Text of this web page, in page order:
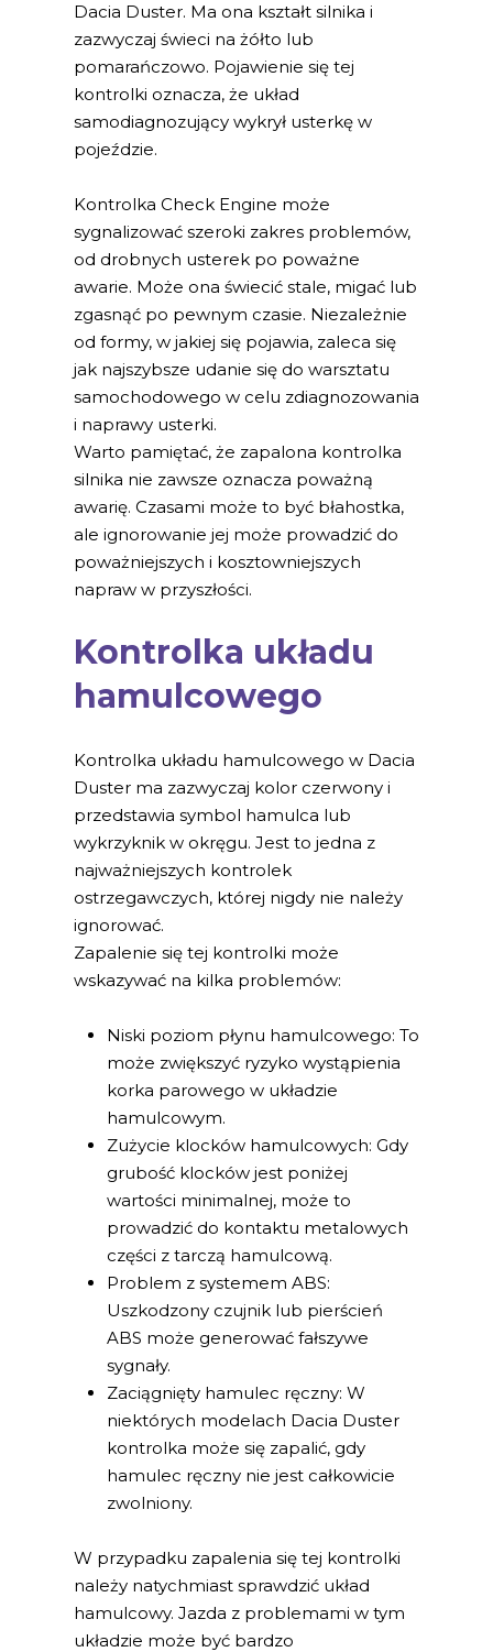
Dacia Duster. Ma ona kształt silnika i
zazwyczaj świeci na żółto lub
pomarańczowo. Pojawienie się tej
kontrolki oznacza, że układ
samodiagnozujący wykrył usterkę w
pojeździe.
Kontrolka Check Engine może
sygnalizować szeroki zakres problemów,
od drobnych usterek po poważne
awarie. Może ona świecić stale, migać lub
zgasnąć po pewnym czasie. Niezależnie
od formy, w jakiej się pojawia, zaleca się
jak najszybsze udanie się do warsztatu
samochodowego w celu zdiagnozowania
i naprawy usterki.
Warto pamiętać, że zapalona kontrolka
silnika nie zawsze oznacza poważną
awarię. Czasami może to być błahostka,
ale ignorowanie jej może prowadzić do
poważniejszych i kosztowniejszych
napraw w przyszłości.
Kontrolka układu
hamulcowego
Kontrolka układu hamulcowego w Dacia
Duster ma zazwyczaj kolor czerwony i
przedstawia symbol hamulca lub
wykrzyknik w okręgu. Jest to jedna z
najważniejszych kontrolek
ostrzegawczych, której nigdy nie należy
ignorować.
Zapalenie się tej kontrolki może
wskazywać na kilka problemów:
Niski poziom płynu hamulcowego: To
może zwiększyć ryzyko wystąpienia
korka parowego w układzie
hamulcowym.
Zużycie klocków hamulcowych: Gdy
grubość klocków jest poniżej
wartości minimalnej, może to
prowadzić do kontaktu metalowych
części z tarczą hamulcową.
Problem z systemem ABS:
Uszkodzony czujnik lub pierścień
ABS może generować fałszywe
sygnały.
Zaciągnięty hamulec ręczny: W
niektórych modelach Dacia Duster
kontrolka może się zapalić, gdy
hamulec ręczny nie jest całkowicie
zwolniony.
W przypadku zapalenia się tej kontrolki
należy natychmiast sprawdzić układ
hamulcowy. Jazda z problemami w tym
układzie może być bardzo